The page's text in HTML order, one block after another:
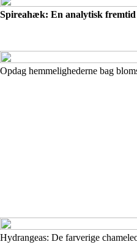
Spireahæk: En analytisk fremtid
Opdag hemmelighederne bag
Hydrangeas: De farverige